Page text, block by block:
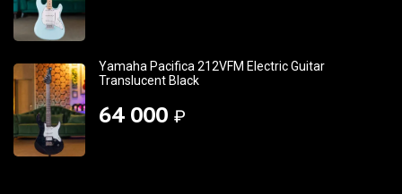
Yamaha Pacifica 212VFM Electric Guitar
Translucent Black
64 000 ₽